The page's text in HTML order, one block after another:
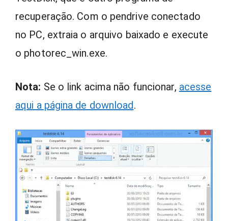
recuperação. Com o pendrive conectado
no PC, extraia o arquivo baixado e execute
o photorec_win.exe.
Nota: Se o link acima não funcionar, acesse
aqui a página de download.